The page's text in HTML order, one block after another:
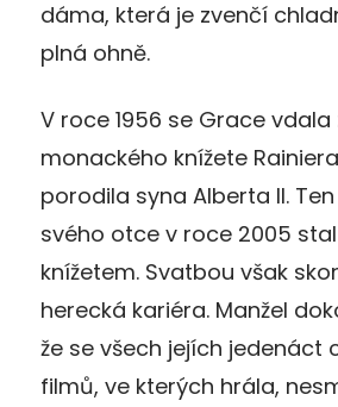
dáma, která je zvenčí
plná ohně.
V roce 1956 se Grace vdala
monackého knížete
porodila syna Alberta II.
svého otce v roce 2005
knížetem. Svatbou však
herecká kariéra. Manžel
že se všech jejích jedenáct
filmů, ve kterých hrála,